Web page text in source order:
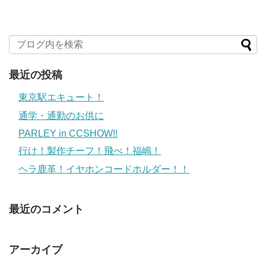
最近の投稿
東京駅エキュート！
通学・通勤のお供に
PARLEY in CCSHOW!!
行け！製作チーフ！飛べ！福嶋！
ヘラ鹿革！イヤホンコードホルダー！！
最近のコメント
アーカイブ